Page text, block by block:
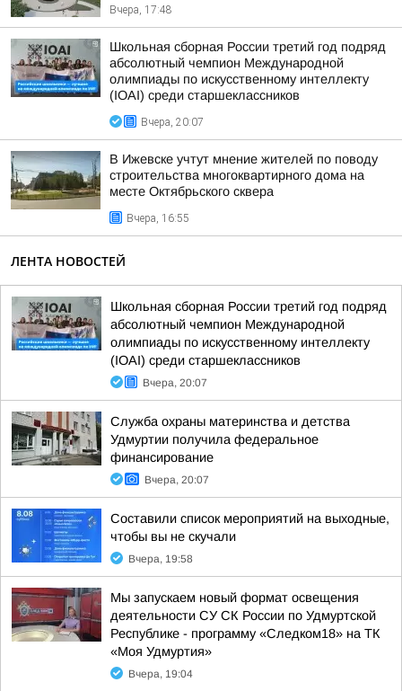
Вчера, 17:48
Школьная сборная России третий год подряд
абсолютный чемпион Международной
олимпиады по искусственному интеллекту
(IOAI) среди старшеклассников
Вчера, 20:07
В Ижевске учтут мнение жителей по поводу
строительства многоквартирного дома на
месте Октябрьского сквера
Вчера, 16:55
ЛЕНТА НОВОСТЕЙ
Школьная сборная России третий год подряд
абсолютный чемпион Международной
олимпиады по искусственному интеллекту
(IOAI) среди старшеклассников
Вчера, 20:07
Служба охраны материнства и детства
Удмуртии получила федеральное
финансирование
Вчера, 20:07
Составили список мероприятий на выходные,
чтобы вы не скучали
Вчера, 19:58
Мы запускаем новый формат освещения
деятельности СУ СК России по Удмуртской
Республике - программу «Следком18» на ТК
«Моя Удмуртия»
Вчера, 19:04